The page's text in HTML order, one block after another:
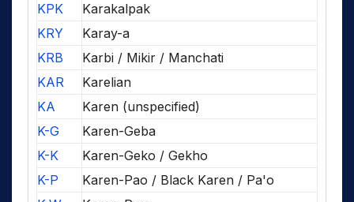
KPK
Karakalpak
KRY
Karay-a
KRB
Karbi / Mikir / Manchati
KAR
Karelian
KA
Karen (unspecified)
K-G
Karen-Geba
K-K
Karen-Geko / Gekho
K-P
Karen-Pao / Black Karen / Pa'o